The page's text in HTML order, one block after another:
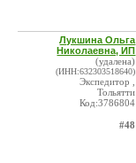
Лукшина Ольга
Николаевна, ИП
(удалена)
(ИНН:632303518640)
Экспедитор ,
Тольятти
Код:3786804
#48